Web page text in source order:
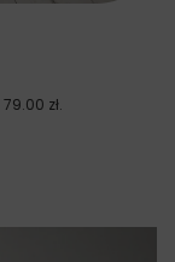
79.00 zł.